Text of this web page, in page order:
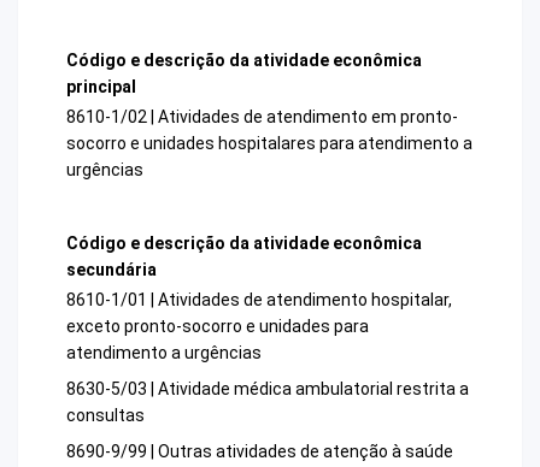
Código e descrição da atividade econômica
principal
8610-1/02 | Atividades de atendimento em pronto-
socorro e unidades hospitalares para atendimento a
urgências
Código e descrição da atividade econômica
secundária
8610-1/01 | Atividades de atendimento hospitalar,
exceto pronto-socorro e unidades para
atendimento a urgências
8630-5/03 | Atividade médica ambulatorial restrita a
consultas
8690-9/99 | Outras atividades de atenção à saúde